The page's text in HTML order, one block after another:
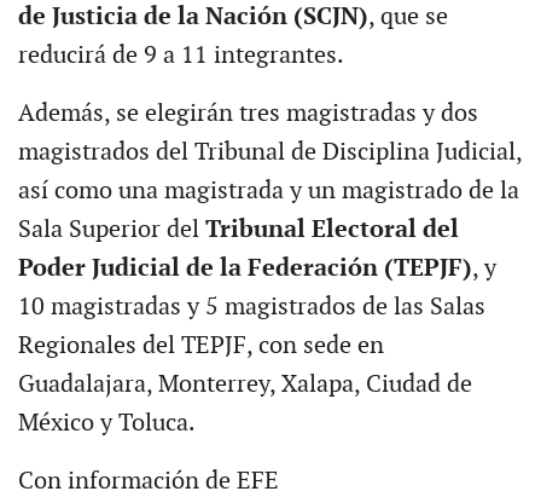
de Justicia de la Nación (SCJN), que se
reducirá de 9 a 11 integrantes.
Además, se elegirán tres magistradas y dos
magistrados del Tribunal de Disciplina Judicial,
así como una magistrada y un magistrado de la
Sala Superior del Tribunal Electoral del
Poder Judicial de la Federación (TEPJF), y
10 magistradas y 5 magistrados de las Salas
Regionales del TEPJF, con sede en
Guadalajara, Monterrey, Xalapa, Ciudad de
México y Toluca.
Con información de EFE